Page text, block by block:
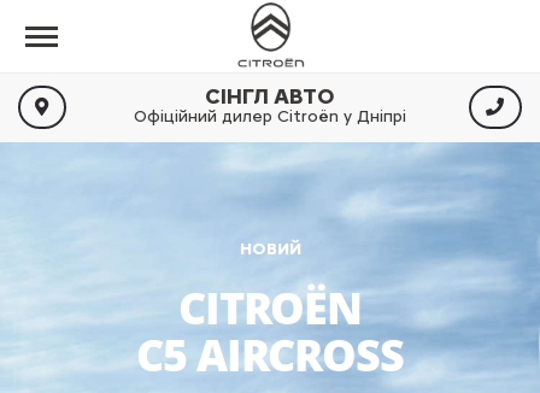
СІНГЛ АВТО
Офіційний дилер Citroën у Дніпрі
НОВИЙ
CITROËN
C5 AIRCROSS